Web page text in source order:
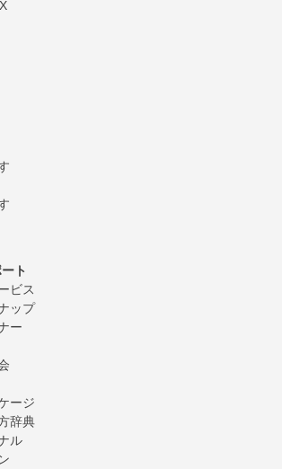
ト
ビス
ップ
ー
ージ
辞典
ル